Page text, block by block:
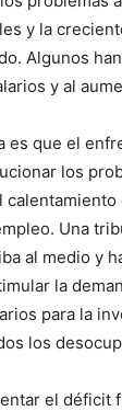
y la
Algunos
y al
es que el
los
Una
al medio y
la
para la
los
el déficit